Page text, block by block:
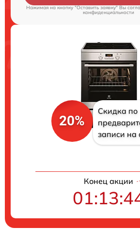
Нажимая на кнопку "Оставить заявку" Вы
конфиденциальности
20%
Скидка по
записи на
Конец акции